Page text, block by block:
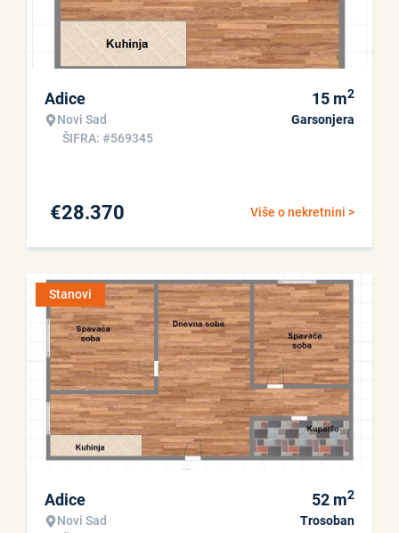
Adice
Novi Sad
ŠIFRA: #569345
15 m2
Garsonjera
Više o nekretnini >
€28.370
Stanovi
Adice
Novi Sad
52 m2
Trosoban